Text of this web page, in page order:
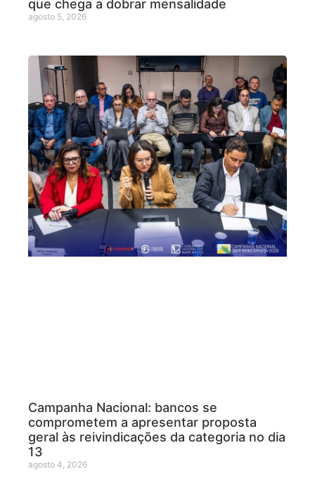
que chega a dobrar mensalidade
agosto 5, 2026
Campanha Nacional: bancos se
comprometem a apresentar proposta
geral às reivindicações da categoria no dia
13
agosto 4, 2026